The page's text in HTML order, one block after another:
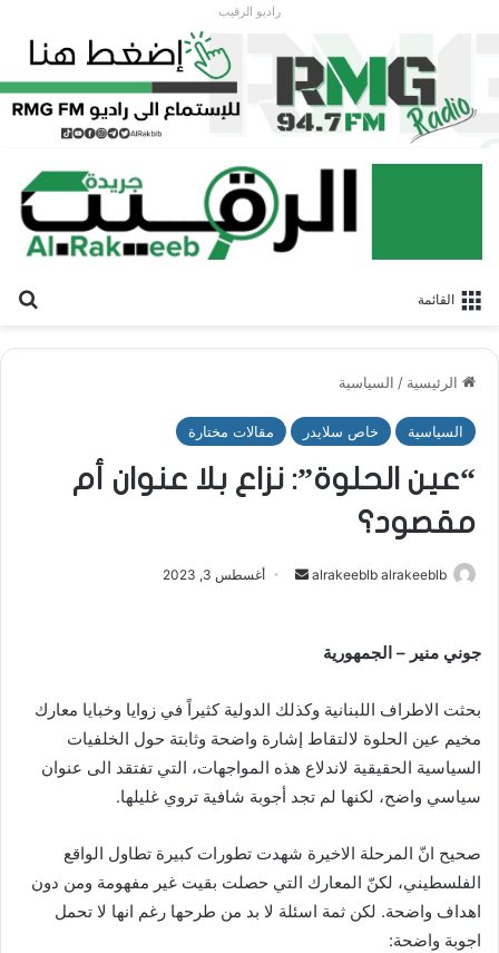
راديو الرقيب
القائمة
الرئيسية / السياسية
السياسية خاص سلايدر مقالات مختارة
“عين الحلوة”: نزاع بلا عنوان أم
مقصود؟
alrakeeblb alrakeeblb
ر
ي
د
ر
أغسطس 3, 2023
جوني منير – الجمهورية
بحثت الاطراف اللبنانية وكذلك الدولية كثيراً في زوايا وخبايا معارك
مخيم عين الحلوة لالتقاط إشارة واضحة وثابتة حول الخلفيات
السياسية الحقيقية لاندلاع هذه المواجهات، التي تفتقد الى عنوان
سياسي واضح، لكنها لم تجد أجوبة شافية تروي غليلها.
صحيح انّ المرحلة الاخيرة شهدت تطورات كبيرة تطاول الواقع
الفلسطيني، لكنّ المعارك التي حصلت بقيت غير مفهومة ومن دون
اهداف واضحة. لكن ثمة اسئلة لا بد من طرحها رغم انها لا تحمل
اجوبة واضحة: